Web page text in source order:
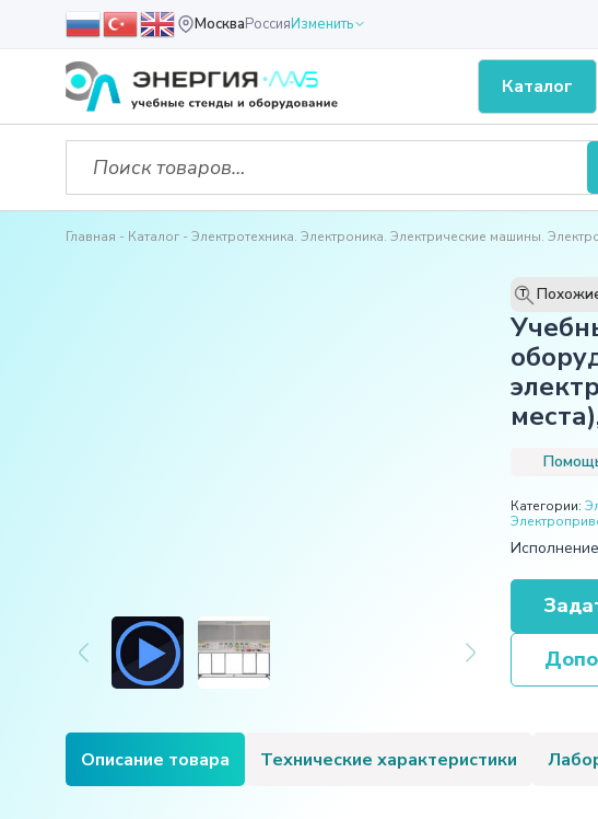
МоскваРоссияИзменить
Каталог
Главная Каталог Электротехника. Электроника. Электрические машины.
T
Категории:
Описание товара Технические характеристики